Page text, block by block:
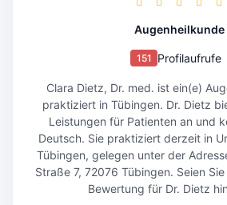
Augenheilkunde
151 Profilaufrufe
Clara Dietz, Dr. med. ist ein(e)
praktiziert in Tübingen. Dr. Dietz
Leistungen für Patienten an und
Deutsch. Sie praktiziert derzeit in
Tübingen, gelegen unter der
Straße 7, 72076 Tübingen. Seien
Bewertung für Dr. Dietz